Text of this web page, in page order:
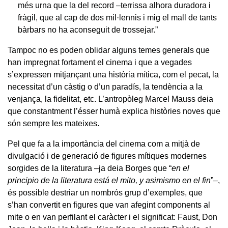
més urna que la del record –terrissa alhora duradora i
fràgil, que al cap de dos mil·lennis i mig el mall de tants
bàrbars no ha aconseguit de trossejar.”
Tampoc no es poden oblidar alguns temes generals que
han impregnat fortament el cinema i que a vegades
s’expressen mitjançant una història mítica, com el pecat, la
necessitat d’un càstig o d’un paradís, la tendència a la
venjança, la fidelitat, etc. L’antropòleg Marcel Mauss deia
que constantment l’ésser humà explica històries noves que
són sempre les mateixes.
Pel que fa a la importància del cinema com a mitjà de
divulgació i de generació de figures mítiques modernes
sorgides de la literatura –ja deia Borges que “en el
principio de la literatura está el mito, y asimismo en el fin”–,
és possible destriar un nombrós grup d’exemples, que
s’han convertit en figures que van afegint components al
mite o en van perfilant el caràcter i el significat: Faust, Don